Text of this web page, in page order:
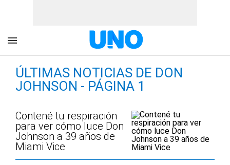
ÚLTIMAS NOTICIAS DE DON
JOHNSON - PÁGINA 1
Contené tu respiración
para ver cómo luce Don
Johnson a 39 años de
Miami Vice